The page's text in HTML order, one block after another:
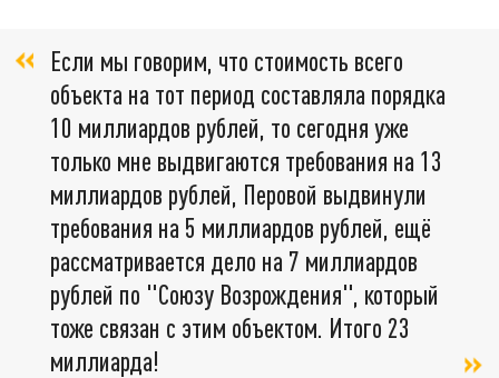
Если мы говорим, что стоимость всего
объекта на тот период составляла порядка
10 миллиардов рублей, то сегодня уже
только мне выдвигаются требования на 13
миллиардов рублей, Перовой выдвинули
требования на 5 миллиардов рублей, ещё
рассматривается дело на 7 миллиардов
рублей по "Союзу Возрождения", который
тоже связан с этим объектом. Итого 23
миллиарда!